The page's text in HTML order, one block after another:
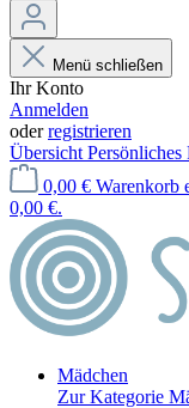
Menü schließen
Ihr Konto
Anmelden
oderregistrieren
Übersicht Persönliches
0,00 € Warenkorb
0,00 €.
Mädchen
Zur Kategorie